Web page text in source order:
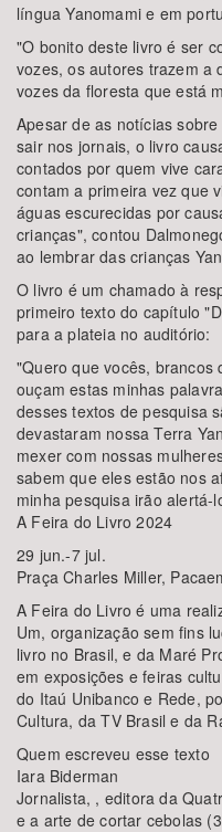
língua Yanomami e em
"O bonito deste livro é ser
vozes, os autores trazem a
vozes da floresta que está
Apesar de as notícias
sair nos jornais, o livro
contados por quem vive
contam a primeira vez que
águas escurecidas por
crianças", contou
ao lembrar das crianças
O livro é um chamado à
primeiro texto do capítulo
para a plateia no auditório:
"Quero que vocês, brancos
ouçam estas minhas
desses textos de pesquisa
devastaram nossa Terra
mexer com nossas
sabem que eles estão nos
minha pesquisa irão alertá-
A Feira do Livro 2024
29 jun.-7 jul.
Praça Charles Miller,
A Feira do Livro é uma
Um, organização sem fins
livro no Brasil, e da Maré
em exposições e feiras
do Itaú Unibanco e Rede,
Cultura, da TV Brasil e da
Quem escreveu esse texto
Iara Biderman
Jornalista, , editora da
e a arte de cortar cebolas